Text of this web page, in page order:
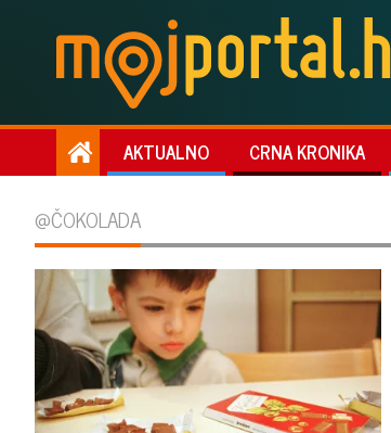
AKTUALNO CRNA KRONIKA
@ČOKOLADA